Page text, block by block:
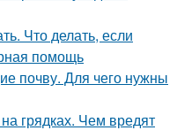
Что делать, если
помощь
почву. Для чего нужны
грядках. Чем вредят